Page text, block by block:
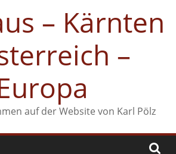
– Kärnten
–
auf der Website von Karl Pölz